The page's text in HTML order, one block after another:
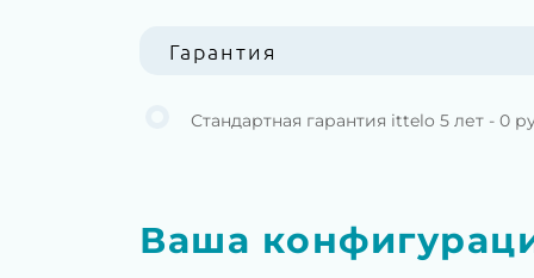
Гарантия
Стандартная гарантия ittelo 5 лет - 0
Ваша